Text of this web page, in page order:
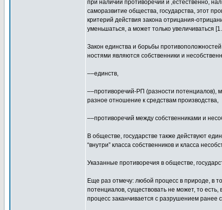
при наличии противоречий и ,естественно,
саморазвитие общества, государства, этот
критерий действия закона отрицания-
уменьшаться, а может только увеличиваться
Закон единства и борьбы
ностями являются собственники и
––единств,
––противоречий-РП (разности потенциалов),
разное отношение к средствам производства,
––противоречий между собственниками и
В обществе, государстве также действуют
“внутри” класса собственников и класса
Указанные противоречия в обществе,
Еще раз отмечу: любой процесс в природе, в
потенциалов, существовать не может, то
процесс заканчивается с разрушением ранее